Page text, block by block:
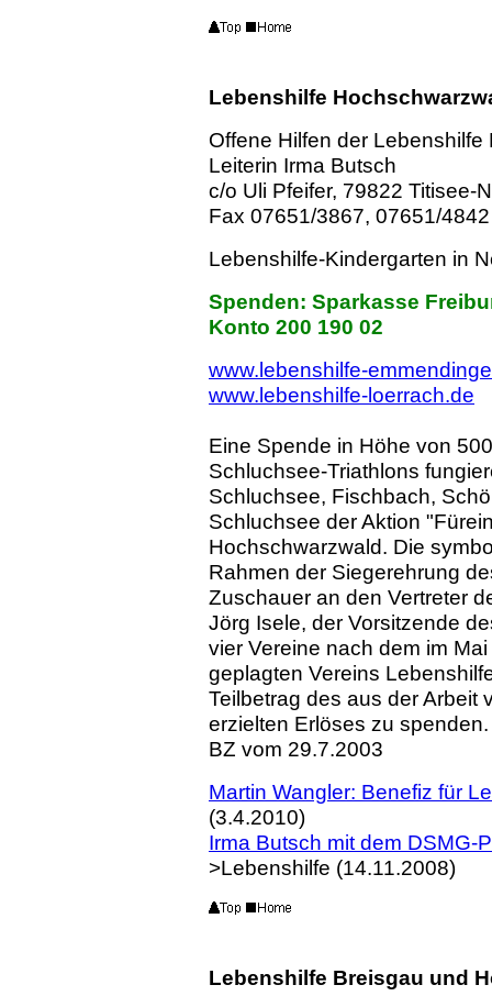
Lebenshilfe
Offene Hilfen der
Leiterin Irma Butsch
c/o Uli Pfeifer, 79822 Titisee-
Fax 07651/3867, 07651/4842
Lebenshilfe-Kindergarten in
Spenden: Sparkasse
Konto 200 190 02
www.lebenshilfe-
www.lebenshilfe-loerrach.de
Eine Spende in Höhe von
Schluchsee-Triathlons
Schluchsee, Fischbach,
Schluchsee der Aktion
Hochschwarzwald. Die
Rahmen der Siegerehrung
Zuschauer an den Vertreter
Jörg Isele, der Vorsitzende
vier Vereine nach dem im
geplagten Vereins
Teilbetrag des aus der Arbeit
erzielten Erlöses zu spenden.
BZ vom 29.7.2003
Martin Wangler: Benefiz für
(3.4.2010)
Irma Butsch mit dem DSMG-
>Lebenshilfe (14.11.2008)
Lebenshilfe Breisgau und